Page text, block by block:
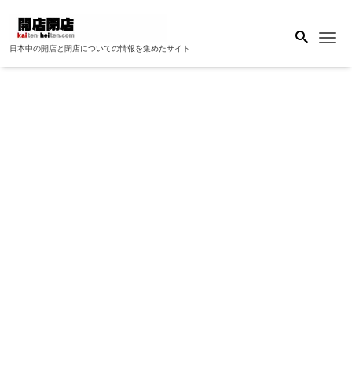
日本中の開店と閉店についての情報を集めたサイト